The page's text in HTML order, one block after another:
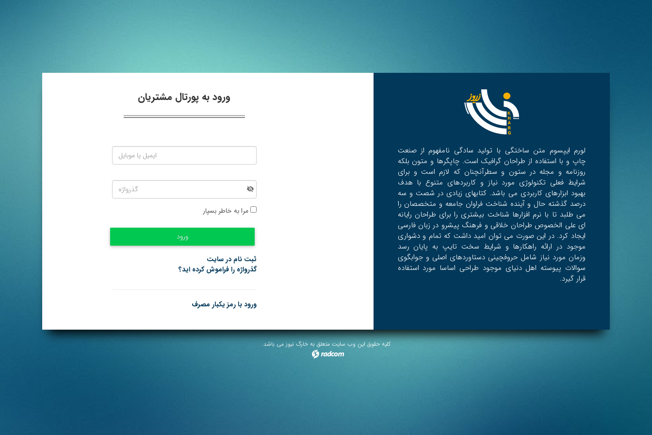
لورم ایپسوم متن ساختگی با تولید سادگی نامفهوم از صنعت
چاپ و با استفاده از طراحان گرافیک است. چاپگرها و متون بلکه
روزنامه و مجله در ستون و سطرآنچنان که لازم است و برای
شرایط فعلی تکنولوژی مورد نیاز و کاربردهای متنوع با هدف
بهبود ابزارهای کاربردی می باشد. کتابهای زیادی در شصت و سه
درصد گذشته حال و آینده شناخت فراوان جامعه و متخصصان را
می طلبد تا با نرم افزارها شناخت بیشتری را برای طراحان رایانه
ای علی الخصوص طراحان خلاقی و فرهنگ پیشرو در زبان فارسی
ایجاد کرد. در این صورت می توان امید داشت که تمام و دشواری
موجود در ارائه راهکارها و شرایط سخت تایپ به پایان رسد
وزمان مورد نیاز شامل حروفچینی دستاوردهای اصلی و جوابگوی
سوالات پیوسته اهل دنیای موجود طراحی اساسا مورد استفاده
قرار گیرد.
ورود به پورتال مشتریان
مرا به خاطر بسپار
ثبت نام در سایت
گذرواژه را فراموش کرده اید؟
ورود با رمز یکبار مصرف
کلیه حقوق این وب سایت متعلق به خارگ نیوز می باشد.
radcom